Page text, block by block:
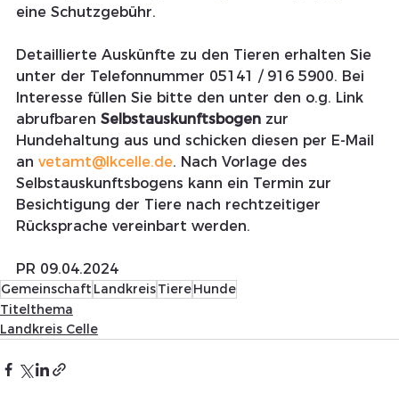
eine Schutzgebühr.
Detaillierte Auskünfte zu den Tieren erhalten Sie
unter der Telefonnummer 05141 / 916 5900. Bei
Interesse füllen Sie bitte den unter den o.g. Link
abrufbaren Selbstauskunftsbogen zur
Hundehaltung aus und schicken diesen per E-Mail
an vetamt@lkcelle.de. Nach Vorlage des
Selbstauskunftsbogens kann ein Termin zur
Besichtigung der Tiere nach rechtzeitiger
Rücksprache vereinbart werden.
PR 09.04.2024
Gemeinschaft LandkreisTiereHunde
Titelthema
Landkreis Celle